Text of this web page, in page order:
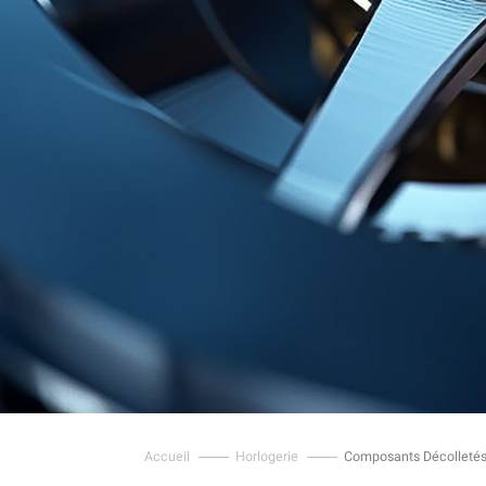
Accueil Horlogerie Composants